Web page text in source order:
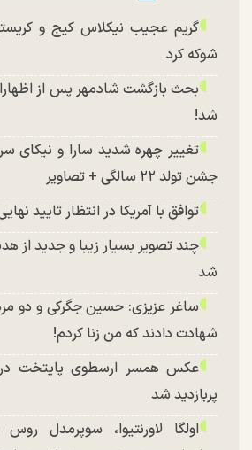
گریم عجیب نیکلاس کیج و
شوکه کرد
بحث بازگشت شادمهر پس از
شد!
تغییر چهره شدید سارا و نیکای
جشن تولد ۲۲ سالگی + تصاویر
توافق با آمریکا در انتظار تایید
چند تصویر بسیار زیبا و جدید از
شد
ساغر عزیزی: حسین جگرکی و دو مرد
شهادت دادند که من زنا کردم!
عکس همسر ارسطوی پایتخت
پربازدید شد
اولگا لاورنتیوا، سوپرمدل